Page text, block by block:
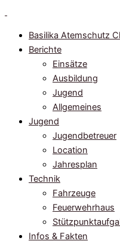
springenBasilika Atemschutz
Berichte
Einsätze
Ausbildung
Jugend
Allgemeines
Jugend
Jugendbetreuer
Location
Jahresplan
Technik
Fahrzeuge
Feuerwehrhaus
Infos & Fakten